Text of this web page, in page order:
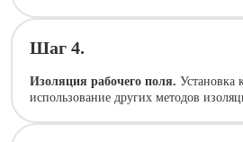
Шаг 4.
Изоляция рабочего поля. Установка
использование других методов